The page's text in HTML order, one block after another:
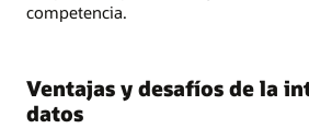
competencia.
Ventajas y desafíos de la
datos